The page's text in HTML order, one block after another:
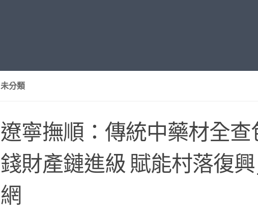
未分類
遼寧撫順：傳統中藥材全查
錢財產鏈進級 賦能村落復
網